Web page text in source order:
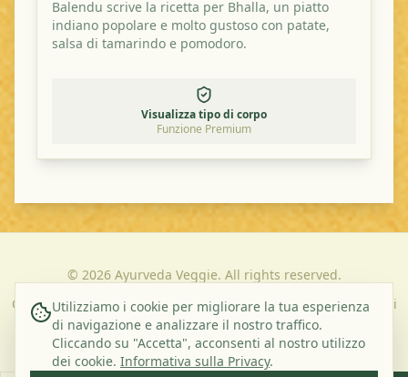
Balendu scrive la ricetta per Bhalla, un piatto
indiano popolare e molto gustoso con patate,
salsa di tamarindo e pomodoro.
Visualizza tipo di corpo
Funzione Premium
© 2026Ayurveda Veggie. All rights reserved.
Chi SiamoContatti Informativa sulla PrivacyTermini e Condizioni
Iscriviti alla nostra Newsletter
Utilizziamo i cookie per migliorare la tua esperienza
di navigazione e analizzare il nostro traffico.
Cliccando su "Accetta", acconsenti al nostro utilizzo
dei cookie. Informativa sulla Privacy.